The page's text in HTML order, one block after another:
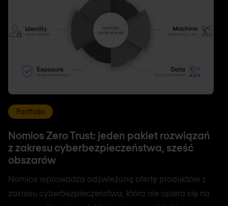
Portfolio
Nomios Zero Trust: jeden pakiet rozwiązań
z zakresu cyberbezpieczeństwa, sześć
obszarów
Nomios wprowadza odświeżoną ofertę produktów z
zakresu cyberbezpieczeństwa, która nie opiera się na